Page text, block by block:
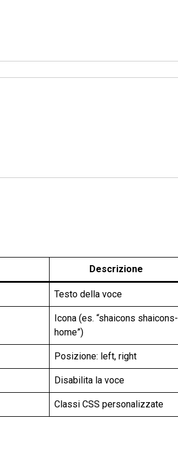
Descrizione
Testo della voce
Icona (es. “shaicons shaicons-
home”)
Posizione: left, right
Disabilita la voce
Classi CSS personalizzate